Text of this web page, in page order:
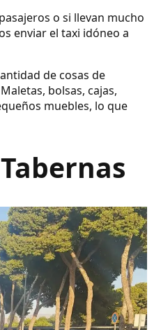
o si llevan mucho
enviar el taxi idóneo a
de cosas de
bolsas, cajas,
muebles, lo que